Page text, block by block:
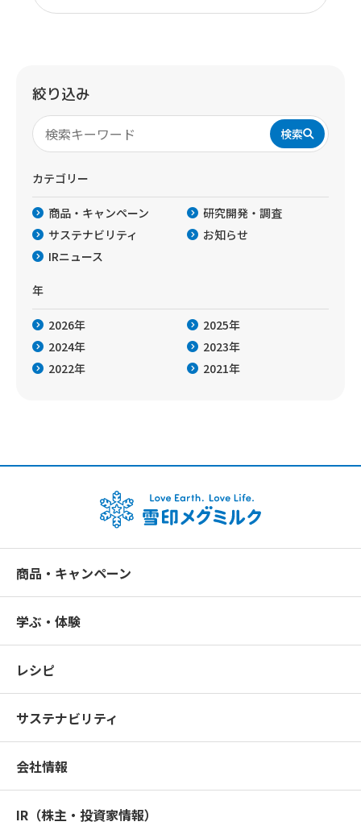
絞り込み
検索
カテゴリー
商品・キャンペーン
研究開発・調査
サステナビリティ
お知らせ
IRニュース
年
2026年
2025年
2024年
2023年
2022年
2021年
商品・キャンペーン
学ぶ・体験
レシピ
サステナビリティ
会社情報
IR（株主・投資家情報）